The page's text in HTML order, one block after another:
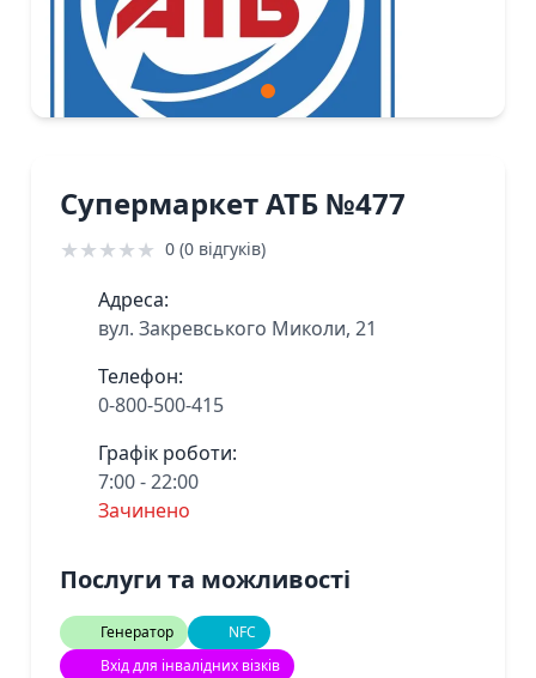
Супермаркет АТБ №477
★★★★★ 0 (0 відгуків)
Адреса:
вул. Закревського Миколи, 21
Телефон:
0-800-500-415
Графік роботи:
7:00 - 22:00
Зачинено
Послуги та можливості
Генератор
NFC
Вхід для інвалідних візків